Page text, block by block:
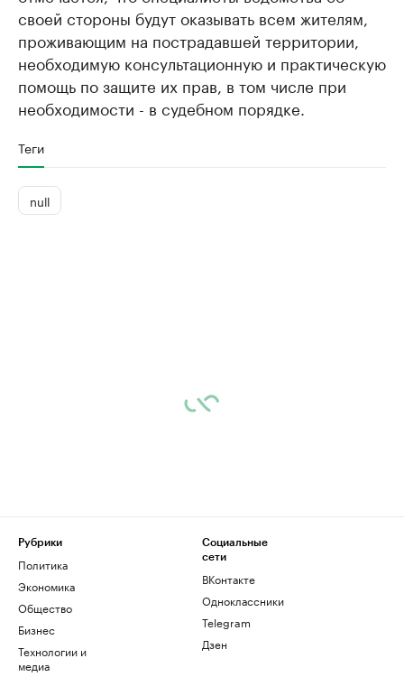
своей стороны будут оказывать всем жителям,
проживающим на пострадавшей территории,
необходимую консультационную и практическую
помощь по защите их прав, в том числе при
необходимости - в судебном порядке.
Теги
null
Рубрики
Политика
Экономика
Общество
Бизнес
Технологии и
медиа
Социальные
сети
ВКонтакте
Одноклассники
Telegram
Дзен